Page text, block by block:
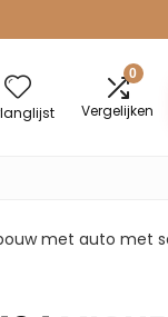
0
Vergelijken
met auto met